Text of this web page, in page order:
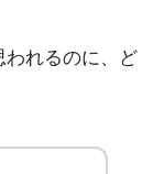
われるのに、ど